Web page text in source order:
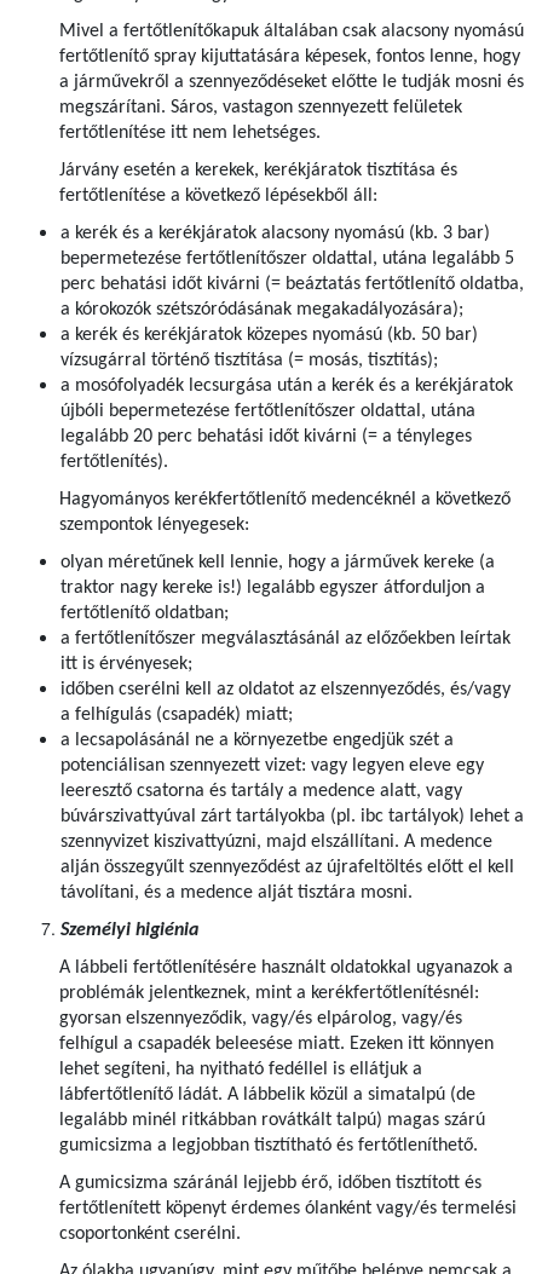
Mivel a fertőtlenítőkapuk általában csak alacsony nyomású
fertőtlenítő spray kijuttatására képesek, fontos lenne, hogy
a járművekről a szennyeződéseket előtte le tudják mosni és
megszárítani. Sáros, vastagon szennyezett felületek
fertőtlenítése itt nem lehetséges.
Járvány esetén a kerekek, kerékjáratok tisztítása és
fertőtlenítése a következő lépésekből áll:
a kerék és a kerékjáratok alacsony nyomású (kb. 3 bar)
bepermetezése fertőtlenítőszer oldattal­, utána legalább 5
perc behatási időt kivárni (= beáztatás fertőtlenítő oldatba,
a kórokozók szétszóródásának megakadályozására);
a kerék és kerékjáratok közepes nyomású (kb. 50 bar)
vízsugárral történő tisztítása (= mosás, tisztítás);
a mosófolyadék lecsurgása után a kerék és a kerékjáratok
újbóli bepermetezése fertőtlenítőszer oldattal­, utána
legalább 20 perc behatási időt kivárni (= a tényleges
fertőtlenítés).
Hagyományos kerékfertőtlenítő medencéknél a következő
szempontok lényegesek:
olyan méretűnek kell lennie, hogy a járművek kereke (a
traktor nagy kereke is!) legalább egyszer átforduljon a
fertőtlenítő oldatban;
a fertőtlenítőszer megválasztásánál az előzőekben leírtak
itt is érvényesek;
időben cserélni kell az oldatot az elszennyeződés, és/vagy
a felhígulás (csapadék) miatt;
a lecsapolásánál ne a környezetbe engedjük szét a
potenciálisan szennyezett vizet: vagy legyen eleve egy
leeresztő csatorna és tartály a medence alatt, vagy
búvárszivattyúval zárt tartályokba (pl. ibc tartályok) lehet a
szennyvizet kiszivattyúzni, majd elszállítani. A medence
alján összegyűlt szennyeződést az újrafeltöltés előtt el kell
távolítani, és a medence alját tisztára mosni.
Személyi higiénia
A lábbeli fertőtlenítésére használt oldatokkal ugyanazok a
problémák jelentkeznek, mint a kerékfertőtlenítésnél:
gyorsan elszennyeződik, vagy/és elpárolog, vagy/és
felhígul a csapadék beleesése miatt. Ezeken itt könnyen
lehet segíteni, ha nyitható fedéllel is ellátjuk a
lábfertőtlenítő ládát. A lábbelik közül a simatalpú (de
legalább minél ritkábban rovátkált talpú) magas szárú
gumicsizma a legjobban tisztítható és fertőtleníthető.
A gumicsizma száránál lejjebb érő, időben tisztított és
fertőtlenített köpenyt érdemes ólanként vagy/és termelési
csoportonként cserélni.